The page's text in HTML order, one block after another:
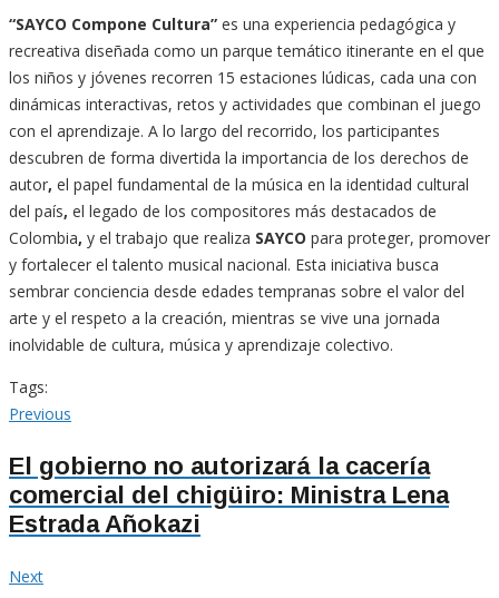
“SAYCO Compone Cultura” es una experiencia pedagógica y
recreativa diseñada como un parque temático itinerante en el que
los niños y jóvenes recorren 15 estaciones lúdicas, cada una con
dinámicas interactivas, retos y actividades que combinan el juego
con el aprendizaje. A lo largo del recorrido, los participantes
descubren de forma divertida la importancia de los derechos de
autor, el papel fundamental de la música en la identidad cultural
del país, el legado de los compositores más destacados de
Colombia, y el trabajo que realiza SAYCO para proteger, promover
y fortalecer el talento musical nacional. Esta iniciativa busca
sembrar conciencia desde edades tempranas sobre el valor del
arte y el respeto a la creación, mientras se vive una jornada
inolvidable de cultura, música y aprendizaje colectivo.
Tags:
Navegación
de
entradas
Previous
El gobierno no autorizará la cacería
comercial del chigüiro: Ministra Lena
Estrada Añokazi
NextNext